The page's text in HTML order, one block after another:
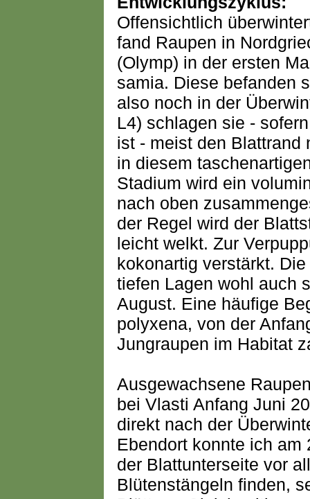
Offensichtlich
fand Raupen in
(Olymp) in der ersten
samia. Diese befanden
also noch in der
L4) schlagen sie -
ist - meist den Blattrand
in diesem
Stadium wird ein
nach oben
der Regel wird der
leicht welkt. Zur
kokonartig verstärkt.
tiefen Lagen wohl auch
August. Eine häufige
polyxena, von der
Jungraupen im Habitat
Ausgewachsene
bei Vlasti Anfang Juni
direkt nach der
Ebendort konnte ich
der Blattunterseite vor
Blütenstängeln finden,